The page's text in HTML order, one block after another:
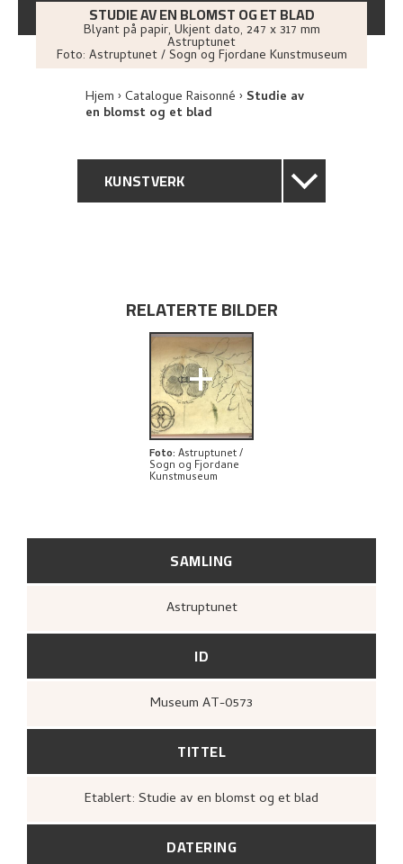
STUDIE AV EN BLOMST OG ET BLAD
Blyant på papir, Ukjent dato, 247 x 317 mm
Astruptunet
Foto: Astruptunet / Sogn og Fjordane Kunstmuseum
Hjem Catalogue Raisonné Studie av
en blomst og et blad
KUNSTVERK
PROVENIENS
UTFORSK
SAMLING
Astruptunet
ID
Museum AT-0573
TITTEL
Etablert: Studie av en blomst og et blad
DATERING
RELATERTE BILDER
+
Foto: Astruptunet /
Sogn og Fjordane
Kunstmuseum